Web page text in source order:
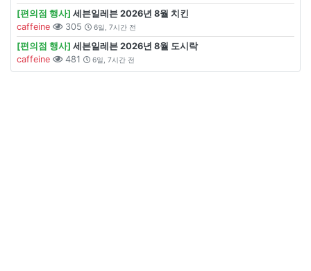
[편의점 행사] 세븐일레븐 2026년 8월 치킨
caffeine
305 6일, 7시간 전
[편의점 행사] 세븐일레븐 2026년 8월 도시락
caffeine
481 6일, 7시간 전